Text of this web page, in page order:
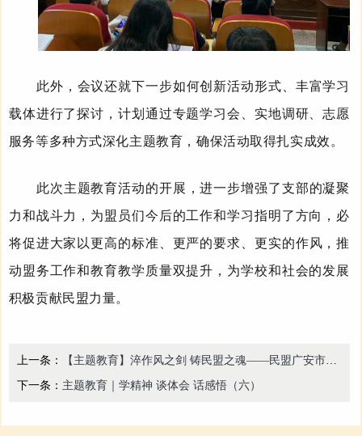
此外，会议还就下一步如何创新活动形式、丰富学习
载体进行了探讨，计划通过专题学习会、实地调研、志愿
服务等多种方式深化主题教育，确保活动取得扎实成效。
此次主题教育活动的开展，进一步增强了支部的凝聚
力和战斗力，为盟员们今后的工作和学习指明了方向 ，必
将促进大家以更高的标准、更严的要求、更实的作风，推
动盟务工作和教育教学质量双提升，为学校和社会的发展
积极贡献民盟力量。
上一条： 【主题教育】淬作风之剑 铸民盟之魂——民盟广安市委会机关总支部主题教育研讨会筑牢思想防线
下一条： 主题教育｜学精神 谈体会 话感悟（六）